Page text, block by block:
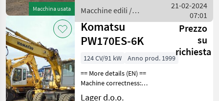
Macchina usata
1200mm Macchin
Macchine edili /
Komatsu
21-02-2024
07:01
Komatsu
PW170ES-6K
Prezzo
su
richiesta
124 CV/91 kW
Anno prod. 1999
== More details (EN) ==
Machine correctness:
Correct tyre size: 10.00-20
Lager d.o.o.